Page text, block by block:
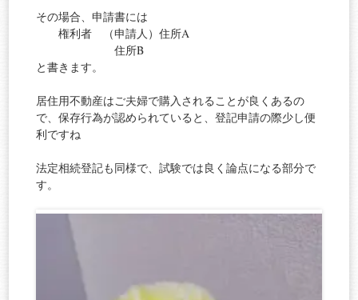
その場合、申請書には
権利者 （申請人）住所A
住所B
と書きます。
居住用不動産はご夫婦で購入されることが良くあるの
で、保存行為が認められていると、登記申請の際少し便
利ですね
法定相続登記も同様で、試験では良く論点になる部分で
す。